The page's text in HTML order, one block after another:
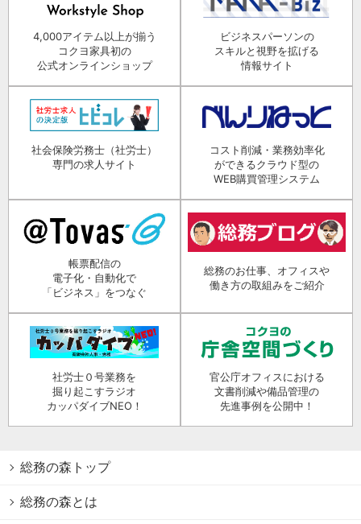
4,000アイテム以上が揃う
コクヨ家具初の
公式オンラインショップ
ビジネスパーソンの
スキルと視野を拡げる
情報サイト
社会保険労務士（社労士）
専門の求人サイト
コスト削減・業務効率化
ができるクラウド型の
WEB購買管理システム
帳票配信の
電子化・自動化で
「ビジネス」をつなぐ
総務のお仕事、オフィスや
働き方の取組みをご紹介
社労士０号業務を
掘り起こすラジオ
カッパダイブNEO！
官公庁オフィスにおける
文書削減や備品管理の
先進事例を公開中！
総務の森トップ
総務の森とは